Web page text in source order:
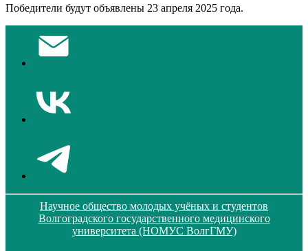
Победители будут объявлены 23 апреля 2025 года.
Научное общество молодых учёных и студентов
Волгоградского государственного медицинского
университета (НОМУС ВолгГМУ)